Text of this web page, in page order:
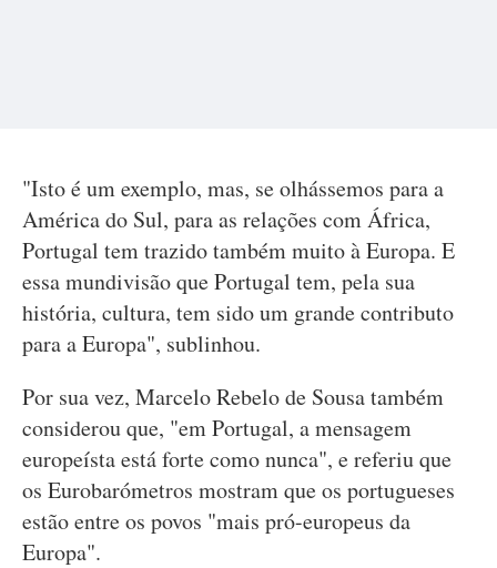
"Isto é um exemplo, mas, se olhássemos para a
América do Sul, para as relações com África,
Portugal tem trazido também muito à Europa. E
essa mundivisão que Portugal tem, pela sua
história, cultura, tem sido um grande contributo
para a Europa", sublinhou.
Por sua vez, Marcelo Rebelo de Sousa também
considerou que, "em Portugal, a mensagem
europeísta está forte como nunca", e referiu que
os Eurobarómetros mostram que os portugueses
estão entre os povos "mais pró-europeus da
Europa".